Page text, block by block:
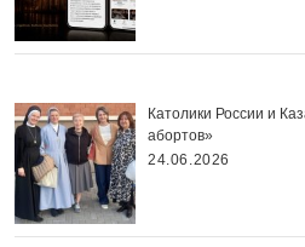
Католики России и
абортов»
24.06.2026